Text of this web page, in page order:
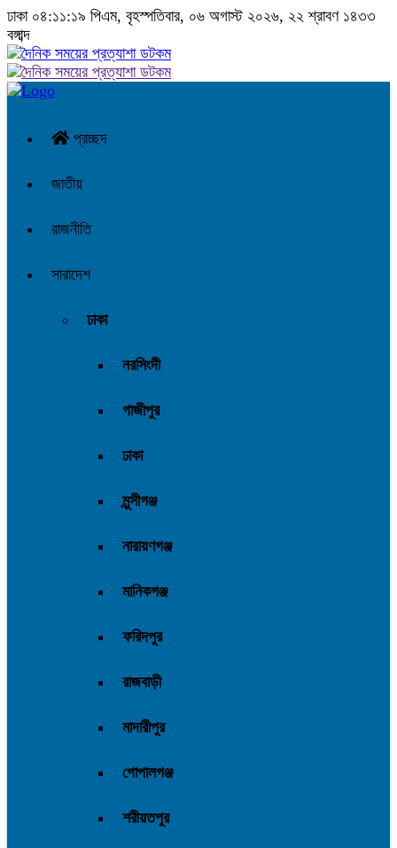
ঢাকা ০৪:১১:২০ পিএম, বৃহস্পতিবার, ০৬ অগাস্ট ২০২৬, ২২ শ্রাবণ ১৪৩৩
বঙ্গাব্দ
প্রচ্ছদ
জাতীয়
রাজনীতি
সারাদেশ
ঢাকা
নরসিংদী
গাজীপুর
ঢাকা
মুন্সীগঞ্জ
নারায়ণগঞ্জ
মানিকগঞ্জ
ফরিদপুর
রাজবাড়ী
মাদারীপুর
গোপালগঞ্জ
শরীয়তপুর